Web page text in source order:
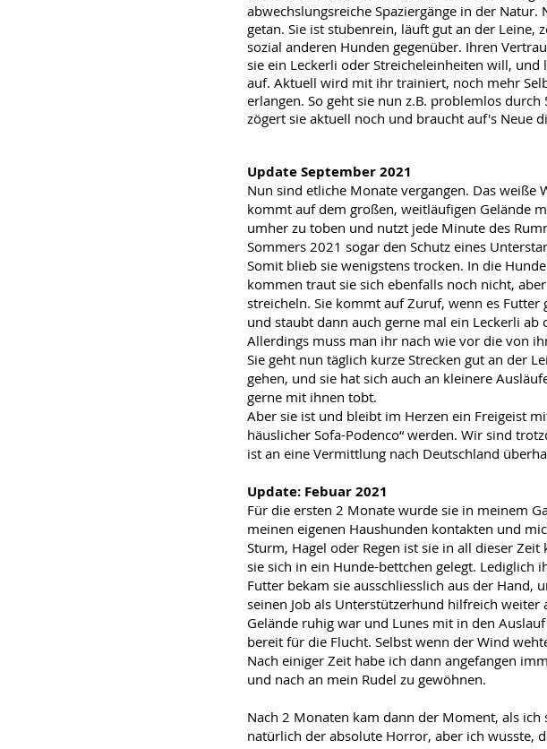
abwechslungsreiche Spaziergänge in der
getan. Sie ist stubenrein, läuft gut an der
sozial anderen Hunden gegenüber. Ihren
sie ein Leckerli oder Streicheleinheiten will,
auf. Aktuell wird mit ihr trainiert, noch mehr
erlangen. So geht sie nun z.B. problemlos
zögert sie aktuell noch und braucht auf's Neue
Update September 2021
Nun sind etliche Monate vergangen. Das weiße
kommt auf dem großen, weitläufigen Gelände
umher zu toben und nutzt jede Minute des
Sommers 2021 sogar den Schutz eines
Somit blieb sie wenigstens trocken. In die
kommen traut sie sich ebenfalls noch nicht,
streicheln. Sie kommt auf Zuruf, wenn es
und staubt dann auch gerne mal ein Leckerli
Allerdings muss man ihr nach wie vor die von
Sie geht nun täglich kurze Strecken gut an der
gehen, und sie hat sich auch an kleinere
gerne mit ihnen tobt.
Aber sie ist und bleibt im Herzen ein Freigeist
häuslicher Sofa-Podenco“ werden. Wir sind
ist an eine Vermittlung nach Deutschland
Update: Febuar 2021
Für die ersten 2 Monate wurde sie in meinem
meinen eigenen Haushunden kontakten und
Sturm, Hagel oder Regen ist sie in all dieser
sie sich in ein Hunde-bettchen gelegt. Lediglich
Futter bekam sie ausschliesslich aus der Hand,
seinen Job als Unterstützerhund hilfreich
Gelände ruhig war und Lunes mit in den
bereit für die Flucht. Selbst wenn der Wind
Nach einiger Zeit habe ich dann angefangen
und nach an mein Rudel zu gewöhnen.
Nach 2 Monaten kam dann der Moment, als
natürlich der absolute Horror, aber ich wusste,